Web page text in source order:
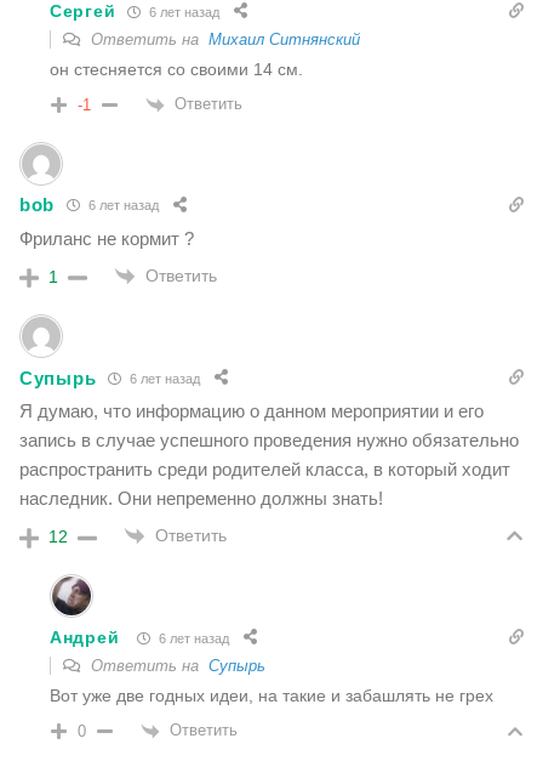
Сергей 6 лет назад
Ответить на Михаил Ситнянский
он стесняется со своими 14 см.
-1 Ответить
bob 6 лет назад
Фриланс не кормит ?
1 Ответить
Супырь 6 лет назад
Я думаю, что информацию о данном мероприятии и его
запись в случае успешного проведения нужно обязательно
распространить среди родителей класса, в который ходит
наследник. Они непременно должны знать!
12 Ответить
Андрей 6 лет назад
Ответить на Супырь
Вот уже две годных идеи, на такие и забашлять не грех
0 Ответить